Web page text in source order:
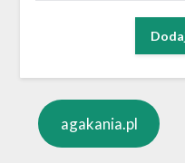
agakania.pl